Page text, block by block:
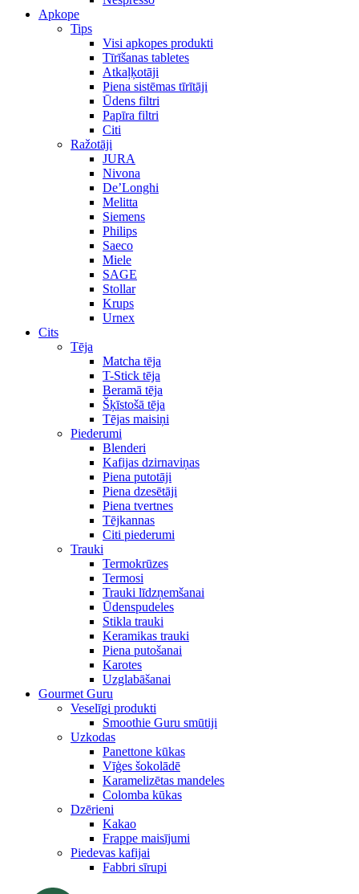
Apkope
Tips
Visi apkopes produkti
Tīrīšanas tabletes
Atkaļķotāji
Piena sistēmas tīrītāji
Ūdens filtri
Papīra filtri
Citi
Ražotāji
JURA
Nivona
De’Longhi
Melitta
Siemens
Philips
Saeco
Miele
SAGE
Stollar
Krups
Urnex
Cits
Tēja
Matcha tēja
T-Stick tēja
Beramā tēja
Šķīstošā tēja
Tējas maisiņi
Piederumi
Blenderi
Kafijas dzirnaviņas
Piena putotāji
Piena dzesētāji
Piena tvertnes
Tējkannas
Citi piederumi
Trauki
Termokrūzes
Termosi
Trauki līdzņemšanai
Ūdenspudeles
Stikla trauki
Keramikas trauki
Piena putošanai
Karotes
Uzglabāšanai
Gourmet Guru
Veselīgi produkti
Smoothie Guru smūtiji
Uzkodas
Panettone kūkas
Vīģes šokolādē
Karamelizētas mandeles
Colomba kūkas
Dzērieni
Kakao
Frappe maisījumi
Piedevas kafijai
Fabbri sīrupi